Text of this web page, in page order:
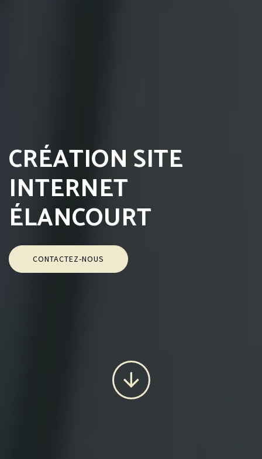
CRÉATION SITE
INTERNET
ÉLANCOURT
CONTACTEZ-NOUS